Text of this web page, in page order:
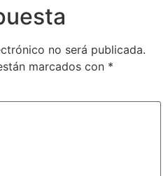
no será publicada.
marcados con *